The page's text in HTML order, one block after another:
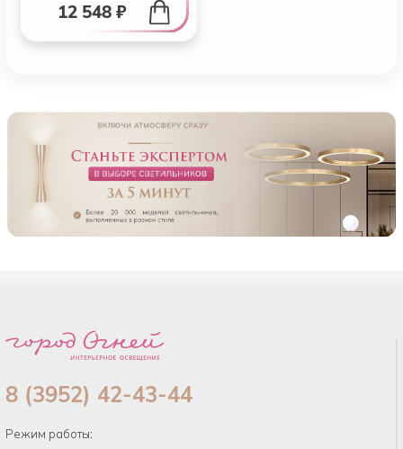
12 548 ₽
8 (3952) 42-43-44
Режим работы: